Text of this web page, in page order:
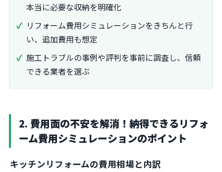
本当に必要な収納を明確化
リフォーム費用シミュレーションをきちんと行
い、追加費用も想定
施工トラブルの事例や評判を事前に調査し、信頼
できる業者を選ぶ
2. 費用面の不安を解消！納得できるリフォ
ーム費用シミュレーションのポイント
キッチンリフォームの費用相場と内訳